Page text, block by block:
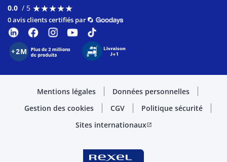
0.0 / 5 ★★★★★
★★★★★
0 avis clients certifiés par
Mentions légales
Données personnelles
Gestion des cookies
CGV
Politique sécurité
Sites internationauxopen_in_new